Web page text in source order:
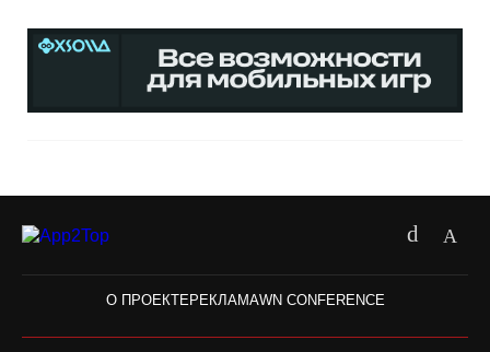
О ПРОЕКТЕ РЕКЛАМАWN CONFERENCE